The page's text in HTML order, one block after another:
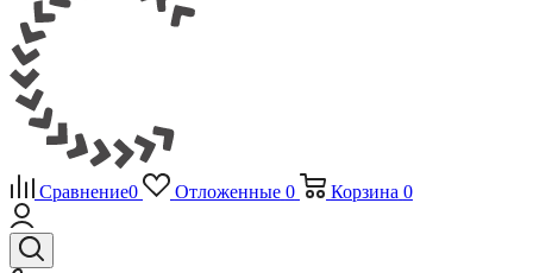
Сравнение0 Отложенные 0 Корзина 0